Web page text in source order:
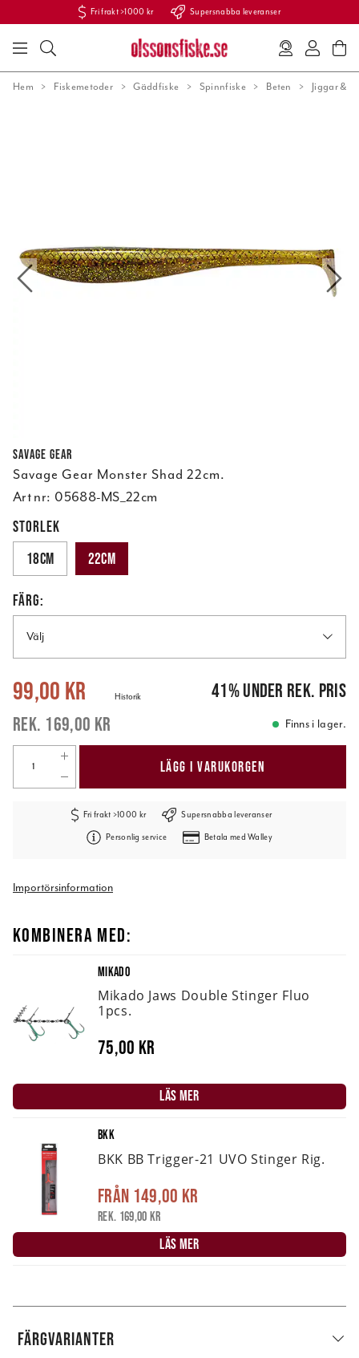
Fri frakt >1000 kr Supersnabba leveranser
Hem Fiskemetoder Gäddfiske Spinnfiske Beten Jiggar &
Savage Gear
Savage Gear Monster Shad 22cm.
Art nr: 05688-MS_22cm
STORLEK
18cm
22cm
FÄRG:
Välj
Nuvarande pris: 169,00 kr
99,00 kr
169,00 kr
Historik 41%under rek. pris
Finns i lager.
LÄGG I VARUKORGEN
Fri frakt >1000 kr Supersnabba leveranser
Personlig service Betala med Walley
Importörsinformation
KOMBINERA MED:
MIKADO
Mikado Jaws Double Stinger Fluo
1pcs.
75,00 kr
LÄS MER
BKK
BKK BB Trigger-21 UVO Stinger Rig.
Från 149,00 kr
Rek. 169,00 kr
LÄS MER
FÄRGVARIANTER